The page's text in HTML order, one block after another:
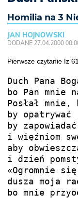
Homilia na 3
JAN HOJNOWSKI
DODANE 27.04.2000
Pierwsze czytanie Iz
Duch Pana
bo Pan mnie
Posłał
by opatrywać
by
i więźniom
aby
i dzień
«Ogromnie
dusza moja
bo mnie